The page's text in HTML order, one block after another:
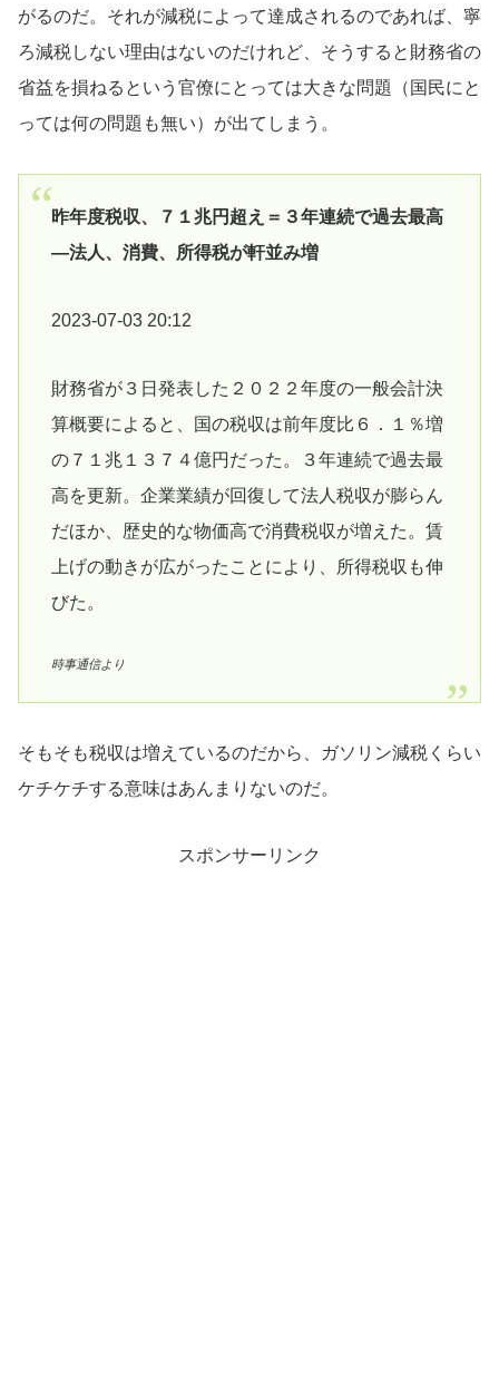
がるのだ。それが減税によって達成されるのであれば、寧
ろ減税しない理由はないのだけれど、そうすると財務省の
省益を損ねるという官僚にとっては大きな問題（国民にと
っては何の問題も無い）が出てしまう。
昨年度税収、７１兆円超え＝３年連続で過去最高
―法人、消費、所得税が軒並み増
2023-07-03 20:12
財務省が３日発表した２０２２年度の一般会計決
算概要によると、国の税収は前年度比６．１％増
の７１兆１３７４億円だった。３年連続で過去最
高を更新。企業業績が回復して法人税収が膨らん
だほか、歴史的な物価高で消費税収が増えた。賃
上げの動きが広がったことにより、所得税収も伸
びた。
時事通信より
そもそも税収は増えているのだから、ガソリン減税くらい
ケチケチする意味はあんまりないのだ。
スポンサーリンク